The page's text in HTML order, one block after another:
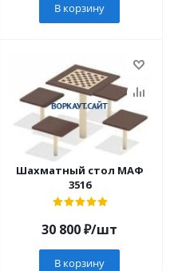
В корзину
Шахматный стол МАФ
3516
30 800₽/шт
В корзину